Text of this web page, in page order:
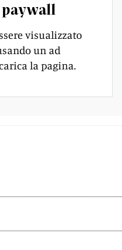
paywall
visualizzato
un ad
la pagina.